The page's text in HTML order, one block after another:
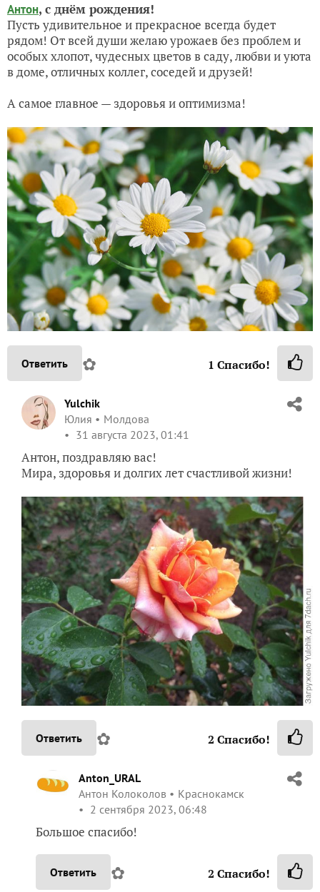
Антон, с днём рождения!
Пусть удивительное и прекрасное всегда будет
рядом! От всей души желаю урожаев без проблем и
особых хлопот, чудесных цветов в саду, любви и уюта
в доме, отличных коллег, соседей и друзей!
А самое главное — здоровья и оптимизма!
Ответить ✿ 1 Спасибо!
Yulchik
Юлия
Молдова
31 августа 2023, 01:41
Антон, поздравляю вас!
Мира, здоровья и долгих лет счастливой жизни!
Ответить ✿ 2 Спасибо!
Anton_URAL
Антон Колоколов
Краснокамск
2 сентября 2023, 06:48
Большое спасибо!
Ответить ✿ 2 Спасибо!